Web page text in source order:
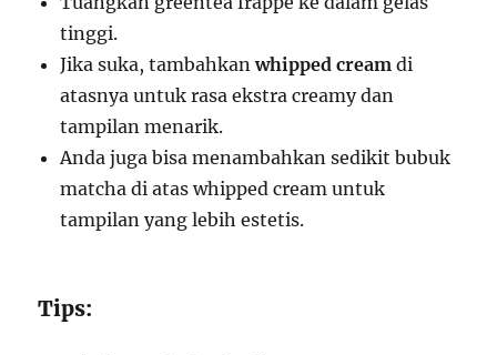
tinggi.
Jika suka, tambahkanwhipped cream di
atasnya untuk rasa ekstra creamy dan
tampilan menarik.
Anda juga bisa menambahkan sedikit bubuk
matcha di atas whipped cream untuk
tampilan yang lebih estetis.
Tips: